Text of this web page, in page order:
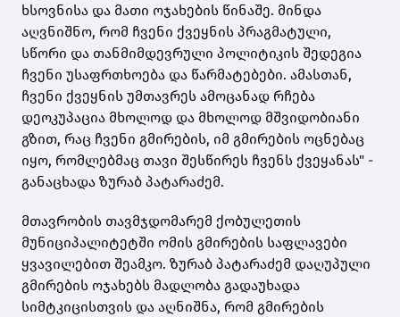
ხსოვნისა და მათი ოჯახების წინაშე. მინდა
აღვნიშნო, რომ ჩვენი ქვეყნის პრაგმატული,
სწორი და თანმიმდევრული პოლიტიკის შედეგია
ჩვენი უსაფრთხოება და წარმატებები. ამასთან,
ჩვენი ქვეყნის უმთავრეს ამოცანად რჩება
დეოკუპაცია მხოლოდ და მხოლოდ მშვიდობიანი
გზით, რაც ჩვენი გმირების, იმ გმირების ოცნებაც
იყო, რომლებმაც თავი შესწირეს ჩვენს ქვეყანას" -
განაცხადა ზურაბ პატარაძემ.
მთავრობის თავმჯდომარემ ქობულეთის
მუნიციპალიტეტში ომის გმირების საფლავები
ყვავილებით შეამკო. ზურაბ პატარაძემ დაღუპული
გმირების ოჯახებს მადლობა გადაუხადა
სიმტკიცისთვის და აღნიშნა, რომ გმირების